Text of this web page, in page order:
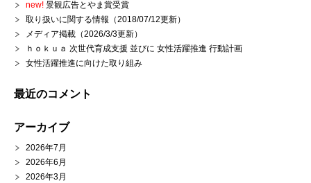
new! 景観広告とやま賞受賞
取り扱いに関する情報（2018/07/12更新）
メディア掲載（2026/3/3更新）
ｈｏｋｕａ 次世代育成支援 並びに 女性活躍推進 行動計画
女性活躍推進に向けた取り組み
最近のコメント
アーカイブ
2026年7月
2026年6月
2026年3月